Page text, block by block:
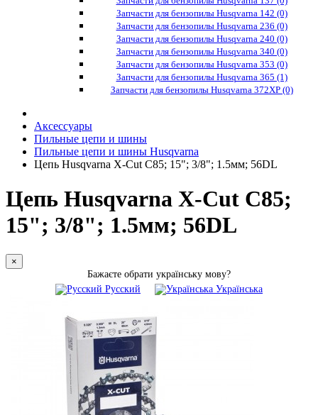
Запчасти для бензопилы Husqvarna 142 (0)
Запчасти для бензопилы Husqvarna 236 (0)
Запчасти для бензопилы Husqvarna 240 (0)
Запчасти для бензопилы Husqvarna 340 (0)
Запчасти для бензопилы Husqvarna 353 (0)
Запчасти для бензопилы Husqvarna 365 (1)
Запчасти для бензопилы Husqvarna 372XP (0)
Аксессуары
Пильные цепи и шины
Пильные цепи и шины Husqvarna
Цепь Husqvarna X-Cut C85; 15"; 3/8"; 1.5мм; 56DL
Цепь Husqvarna X-Cut C85;
15"; 3/8"; 1.5мм; 56DL
×
Бажаєте обрати українську мову?
Русский
Українська